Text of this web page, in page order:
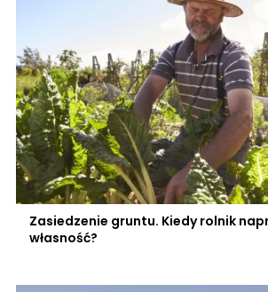
Zasiedzenie gruntu. Kiedy rolnik
własność?